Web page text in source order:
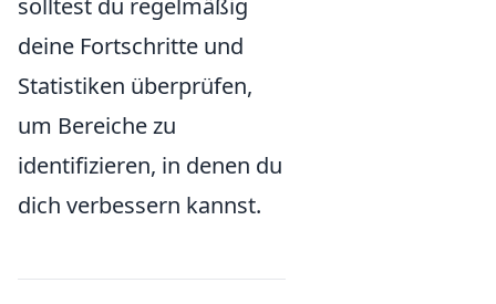
deine Fortschritte und
Statistiken überprüfen,
um Bereiche zu
identifizieren, in denen du
dich verbessern kannst.